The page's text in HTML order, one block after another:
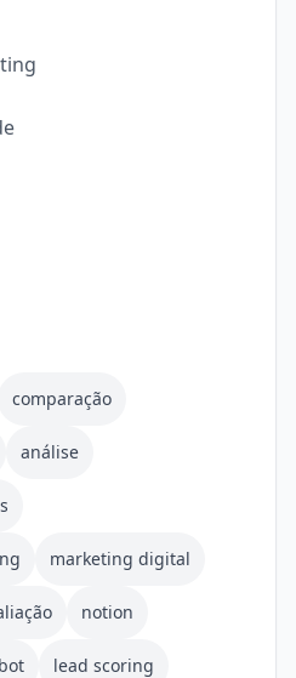
comparação
análise
marketing digital
notion
lead scoring